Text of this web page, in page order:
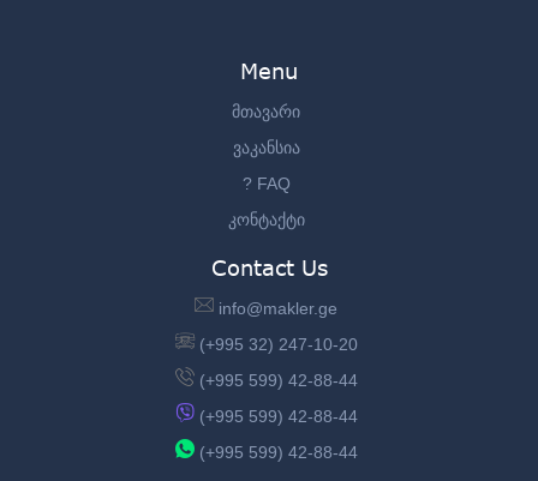
Menu
მთავარი
ვაკანსია
? FAQ
კონტაქტი
Contact Us
info@makler.ge
(+995 32) 247-10-20
(+995 599) 42-88-44
(+995 599) 42-88-44
(+995 599) 42-88-44